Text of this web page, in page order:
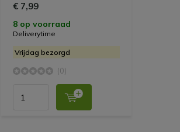
€ 7,99
8 op voorraad
Deliverytime
Vrijdag bezorgd
(0)